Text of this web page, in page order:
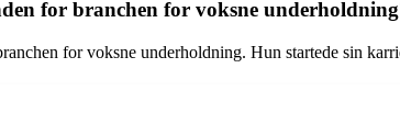
for branchen for voksne
for voksne underholdning. Hun startede sin